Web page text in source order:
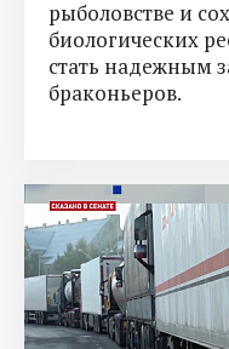
рыболовстве и
биологических
стать надежным
браконьеров.